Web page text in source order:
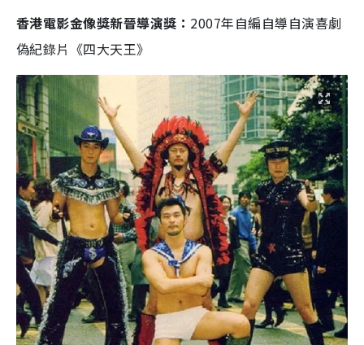
香港電影金像獎新晉導演獎： 2007年自編自導自演喜劇
偽紀錄片《四大天王》